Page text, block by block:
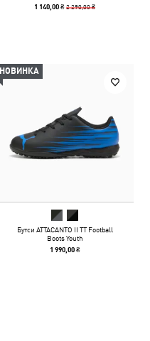
1 140,00 ₴2 290,00 ₴
НОВИНКА
Бутси ATTACANTO II TT Football
Boots Youth
1 990,00 ₴